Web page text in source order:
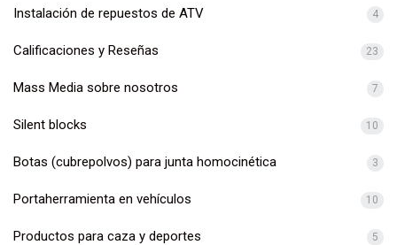
Instalación de repuestos de ATV 4
Calificaciones y Reseñas 23
Mass Media sobre nosotros 7
Silent blocks 10
Botas (cubrepolvos) para junta homocinética 3
Portaherramienta en vehículos 10
Productos para caza y deportes 5